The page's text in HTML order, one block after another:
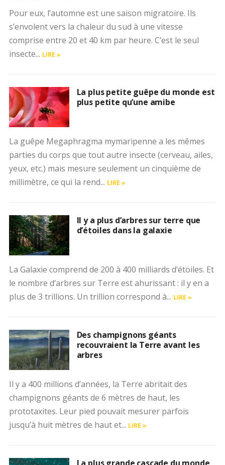
Pour eux, l’automne est une saison migratoire. Ils
s’envolent vers la chaleur du sud à une vitesse
comprise entre 20 et 40 km par heure. C’est le seul
insecte... LIRE »
La plus petite guêpe du monde est
plus petite qu’une amibe
La guêpe Megaphragma mymaripenne a les mêmes
parties du corps que tout autre insecte (cerveau, ailes,
yeux, etc.) mais mesure seulement un cinquième de
millimètre, ce qui la rend... LIRE »
Il y a plus d’arbres sur terre que
d’étoiles dans la galaxie
La Galaxie comprend de 200 à 400 milliards d’étoiles. Et
le nombre d’arbres sur Terre est ahurissant : il y en a
plus de 3 trillions. Un trillion correspond à... LIRE »
Des champignons géants
recouvraient la Terre avant les
arbres
Il y a 400 millions d’années, la Terre abritait des
champignons géants de 6 mètres de haut, les
prototaxites. Leur pied pouvait mesurer parfois
jusqu’à huit mètres de haut et... LIRE »
La plus grande cascade du monde